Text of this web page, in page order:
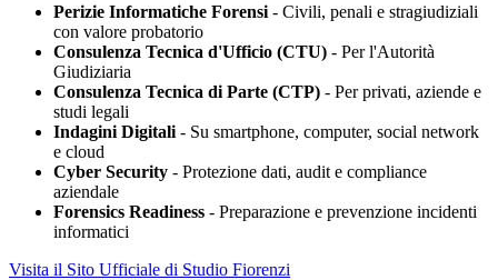
Perizie Informatiche Forensi - Civili, penali e stragiudiziali
con valore probatorio
Consulenza Tecnica d'Ufficio (CTU) - Per l'Autorità
Giudiziaria
Consulenza Tecnica di Parte (CTP) - Per privati, aziende e
studi legali
Indagini Digitali - Su smartphone, computer, social network
e cloud
Cyber Security - Protezione dati, audit e compliance
aziendale
Forensics Readiness - Preparazione e prevenzione incidenti
informatici
Visita il Sito Ufficiale di Studio Fiorenzi